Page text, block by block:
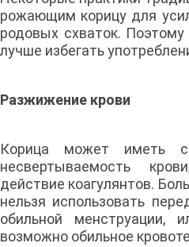
рожающим корицу для
родовых схваток. Поэтому
лучше избегать
Разжижение крови
Корица может иметь
несвертываемость
действие коагулянтов.
нельзя использовать
обильной менструации,
возможно обильное